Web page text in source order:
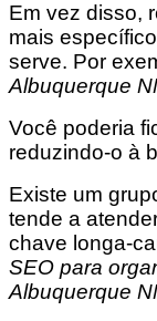
Em vez disso,
mais
serve. Por
Albuquerque
Você poderia
reduzindo-o à
Existe um
tende a
chave longa-
SEO para
Albuquerque